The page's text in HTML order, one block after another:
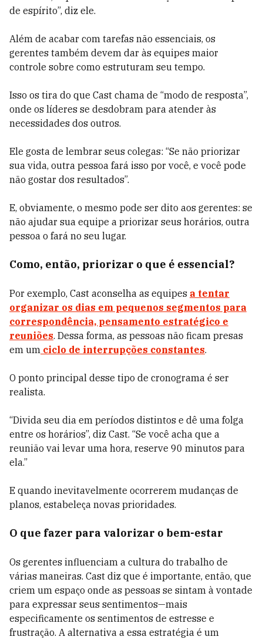
de espírito”, diz ele.
Além de acabar com tarefas não essenciais, os
gerentes também devem dar às equipes maior
controle sobre como estruturam seu tempo.
Isso os tira do que Cast chama de “modo de resposta”,
onde os líderes se desdobram para atender às
necessidades dos outros.
Ele gosta de lembrar seus colegas: “Se não priorizar
sua vida, outra pessoa fará isso por você, e você pode
não gostar dos resultados”.
E, obviamente, o mesmo pode ser dito aos gerentes: se
não ajudar sua equipe a priorizar seus horários, outra
pessoa o fará no seu lugar.
Como, então, priorizar o que é essencial?
Por exemplo, Cast aconselha as equipes a tentar
organizar os dias em pequenos segmentos para
correspondência, pensamento estratégico e
reuniões. Dessa forma, as pessoas não ficam presas
em um ciclo de interrupções constantes.
O ponto principal desse tipo de cronograma é ser
realista.
“Divida seu dia em períodos distintos e dê uma folga
entre os horários”, diz Cast. “Se você acha que a
reunião vai levar uma hora, reserve 90 minutos para
ela.”
E quando inevitavelmente ocorrerem mudanças de
planos, estabeleça novas prioridades.
O que fazer para valorizar o bem-estar
Os gerentes influenciam a cultura do trabalho de
várias maneiras. Cast diz que é importante, então, que
criem um espaço onde as pessoas se sintam à vontade
para expressar seus sentimentos—mais
especificamente os sentimentos de estresse e
frustração. A alternativa a essa estratégia é um